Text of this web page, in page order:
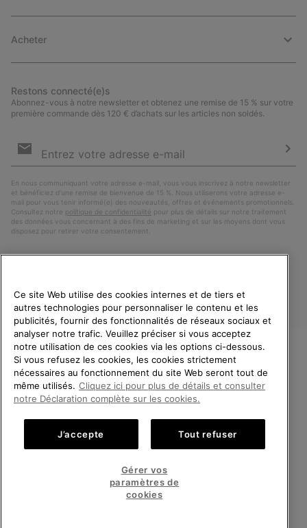
Acheter
Restons connecté(e)s
Abonnez-vous à notre newsletter et obtenez une remise de 15 % sur votre
première commande dès 120 € d’achats sur les articles non soldés.
par
En nous communiquant votre adresse e-mail, vous vous inscrivez à notre newsletter
et bénéficiez d’une remise de bienvenue de 15 %. Nous utiliserons votre adresse e-
mail pour vous tenir informé(e) des nouveautés, offres et événements promotionnels.
Consultez notre politique de confidentialité pour plus de détails sur notre traitement
des données vous concernant à des fins de marketing et sur les moyens dont vous
disposez pour retirer votre consentement.
France
©2026 SOREL. Tous droits réservés.
Conditions Générales de Vente Garanties Légales Cookies
Impressum Public CBCR
Service client: Lun - Sam de 9h à 13h et de 14h à 18h
BIENVENUE CHEZ SOREL.
VEUILLEZ SÉLECTIONNER
VOTRE PAYS DE LIVRAISON.
Achats en ligne disponibles
Ce site Web utilise des cookies internes et de tiers et
autres technologies pour personnaliser le contenu et les
publicités, fournir des fonctionnalités de réseaux sociaux et
analyser notre trafic. Veuillez préciser si vous acceptez
notre utilisation de ces cookies via les options ci-dessous.
Si vous refusez les cookies, les cookies strictement
nécessaires au fonctionnement du site Web seront tout de
même utilisés. Cliquez ici pour plus de détails et consulter
notre Déclaration complète sur les cookies.
J’accepte Tout refuser
Gérer vos
paramètres de
cookies